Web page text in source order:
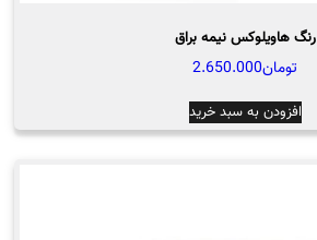
رنگ هاویلوکس نیمه براق
تومان2.650.000
افزودن به سبد خرید